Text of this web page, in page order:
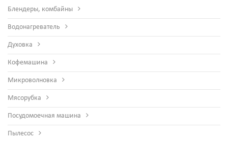
Блендеры, комбайны
Водонагреватель
Духовка
Кофемашина
Микроволновка
Мясорубка
Посудомоечная машина
Пылесос